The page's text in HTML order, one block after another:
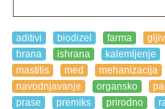
aditivi biodizel farma
hrana
ishrana kalemljenje
mastitis
med mehanizacija
navodnjavanje
organsko
prase
premiks prirodno